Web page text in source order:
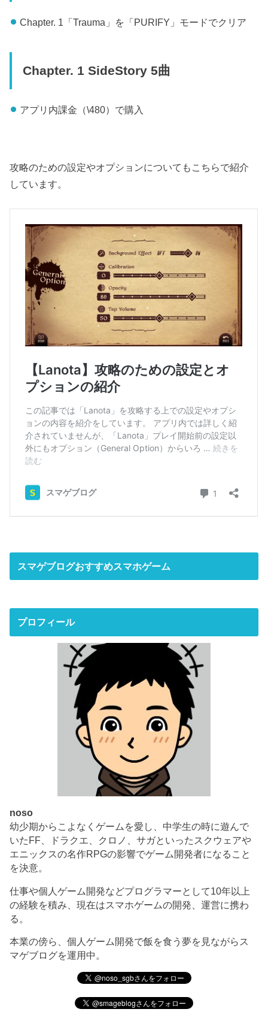
Chapter. 1「Trauma」を「PURIFY」モードでクリア
Chapter. 1 SideStory 5曲
アプリ内課金（\480）で購入
攻略のための設定やオプションについてもこちらで紹介
しています。
スマゲブログおすすめスマホゲーム
プロフィール
noso
幼少期からこよなくゲームを愛し、中学生の時に遊んで
いたFF、ドラクエ、クロノ、サガといったスクウェアや
エニックスの名作RPGの影響でゲーム開発者になること
を決意。
仕事や個人ゲーム開発などプログラマーとして10年以上
の経験を積み、現在はスマホゲームの開発、運営に携わ
る。
本業の傍ら、個人ゲーム開発で飯を食う夢を見ながらス
マゲブログを運用中。